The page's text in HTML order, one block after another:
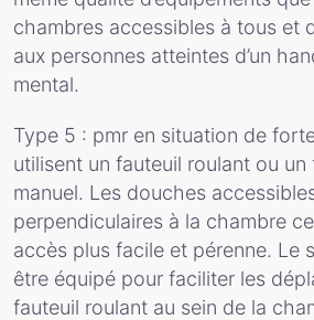
chambres accessibles à tous et
aux personnes atteintes d’un
mental.
Type 5 : pmr en situation de
utilisent un fauteuil roulant ou
manuel. Les douches
perpendiculaires à la chambre
accès plus facile et pérenne. Le
être équipé pour faciliter les
fauteuil roulant au sein de la